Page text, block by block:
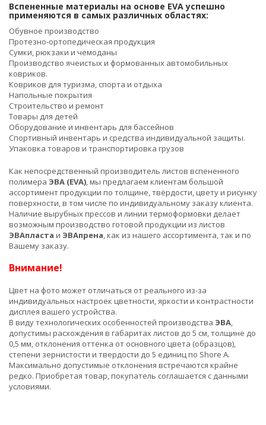
Вспененные материалы на основе EVA успешно
применяются в самых различных областях:
Обувное производство
Протезно-ортопедическая продукция
Сумки, рюкзаки и чемоданы
Производство ячеистых и формованных автомобильных
ковриков.
Ковриков для туризма, спорта и отдыха
Напольные покрытия
Строительство и ремонт
Товары для детей
Оборудование и инвентарь для бассейнов
Спортивный инвентарь и средства индивидуальной защиты.
Упаковка товаров и транспортировка грузов
Как непосредственный производитель листов вспененного
полимера ЭВА (EVA), мы предлагаем клиентам большой
ассортимент продукции по толщине, твёрдости, цвету и рисунку
поверхности, в том числе по индивидуальному заказу клиента.
Наличие вырубных прессов и линии термоформовки делает
возможным производство готовой продукции из листов
ЭВАпласта и ЭВАпрена, как из нашего ассортимента, так и по
Вашему заказу.
Внимание!
Цвет на фото может отличаться от реального из-за
индивидуальных настроек цветности, яркости и контрастности
дисплея вашего устройства.
В виду технологических особенностей производства ЭВА,
допустимы расхождения в габаритах листов до 5 см, толщине до
0,5 мм, отклонения оттенка от основного цвета (образцов),
степени зернистости и твердости до 5 единиц по Shore A.
Максимально допустимые отклонения встречаются крайне
редко. Приобретая товар, покупатель соглашается с данными
условиями.